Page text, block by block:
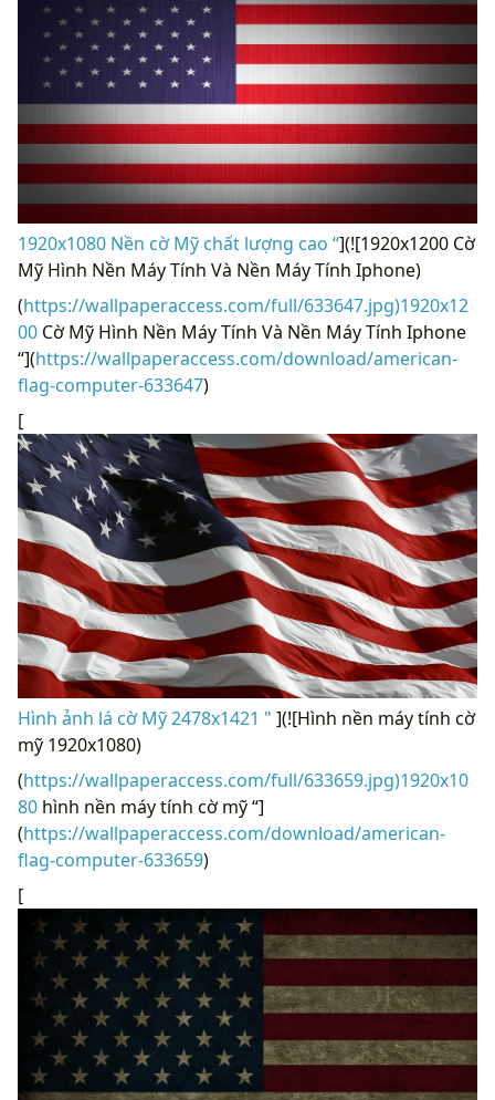
1920x1080 Nền cờ Mỹ chất lượng cao “](![1920x1200 Cờ
​​Mỹ Hình Nền Máy Tính Và Nền Máy Tính Iphone)
(https://wallpaperaccess.com/full/633647.jpg)1920x12
00 Cờ ​​Mỹ Hình Nền Máy Tính Và Nền Máy Tính Iphone
“](https://wallpaperaccess.com/download/american-
flag-computer-633647)
[
Hình ảnh lá cờ Mỹ 2478x1421 " ](![Hình nền máy tính cờ
mỹ 1920x1080)
(https://wallpaperaccess.com/full/633659.jpg)1920x10
80 hình nền máy tính cờ mỹ “]
(https://wallpaperaccess.com/download/american-
flag-computer-633659)
[